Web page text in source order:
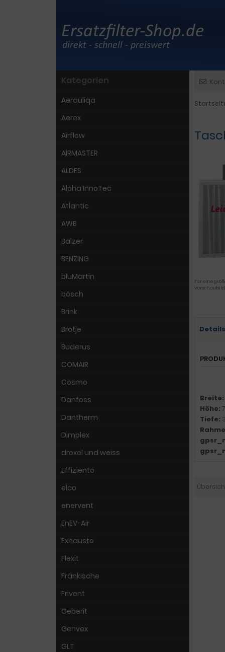
Für eine
Vorschaubild
Details
Breite:
Höhe:
Tiefe:
Kategorien
Aerauliqa
Aerex
Airflow
AIRMASTER
ALDES
Alpha InnoTec
Atlantic
AWB
Balzer
BENZING
bluMartin
bösch
Brink
Brötje
Buderus
COMAIR
Cosmo
Danfoss
Dantherm
Dimplex
drexel und weiss
Effiziento
elco
enervent
EnEV-Air
Exhausto
Flexit
Fränkische
Frivent
Geberit
Genvex
GLT